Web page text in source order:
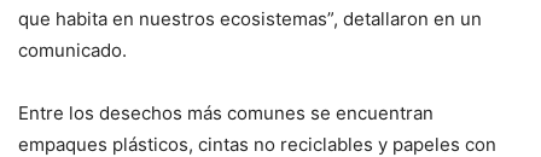
que habita en nuestros ecosistemas”, detallaron en un
comunicado.
Entre los desechos más comunes se encuentran
empaques plásticos, cintas no reciclables y papeles con